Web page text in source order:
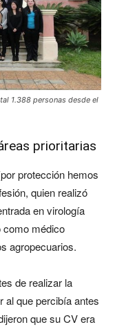
1.388 personas desde el
prioritarias
protección hemos
quien realizó
en virología
como médico
agropecuarios.
de realizar la
al que percibía antes
que su CV era